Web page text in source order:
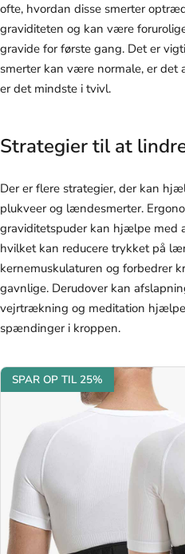
ofte, hvordan disse smerter
graviditeten og kan være
gravide for første gang. Det er
smerter kan være normale, er det
er det mindste i tvivl.
Strategier til at
Der er flere strategier, der kan
plukveer og lændesmerter.
graviditetspuder kan hjælpe med
hvilket kan reducere trykket på
kernemuskulaturen og forbedrer
gavnlige. Derudover kan
vejrtrækning og meditation hjælpe
spændinger i kroppen.
SPAR OP TIL 25%